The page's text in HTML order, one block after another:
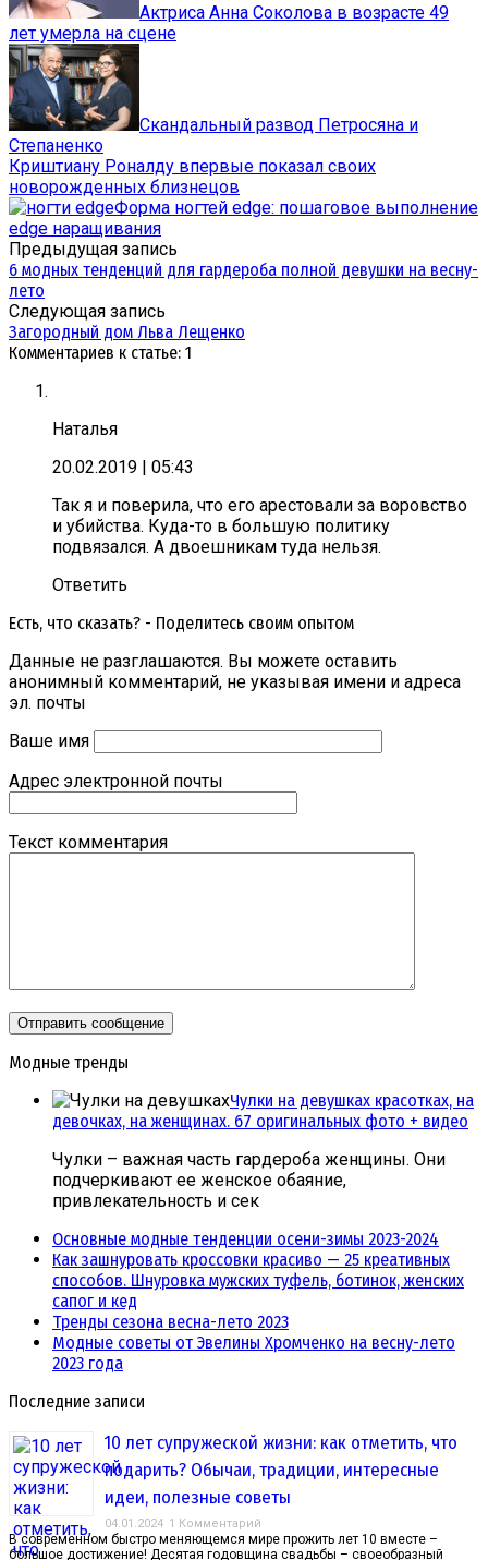
Актриса Анна Соколова в возрасте 49
лет умерла на сцене
Скандальный развод Петросяна и
Степаненко
Криштиану Роналду впервые показал своих
новорожденных близнецов
Форма ногтей edge: пошаговое выполнение
edge наращивания
Предыдущая запись
6 модных тенденций для гардероба полной девушки на весну-
лето
Следующая запись
Загородный дом Льва Лещенко
Комментариев к статье: 1
Наталья
20.02.2019
| 05:43
Так я и поверила, что его арестовали за воровство
и убийства. Куда-то в большую политику
подвязался. А двоешникам туда нельзя.
Ответить
Есть, что сказать? - Поделитесь своим опытом
Данные не разглашаются. Вы можете оставить
анонимный комментарий, не указывая имени и адреса
эл. почты
Ваше имя
Адрес электронной почты
Текст комментария
Модные тренды
Чулки на девушках красотках, на
девочках, на женщинах. 67 оригинальных фото + видео
Чулки – важная часть гардероба женщины. Они
подчеркивают ее женское обаяние,
привлекательность и сек
Основные модные тенденции осени-зимы 2023-2024
Как зашнуровать кроссовки красиво — 25 креативных
способов. Шнуровка мужских туфель, ботинок, женских
сапог и кед
Тренды сезона весна-лето 2023
Модные советы от Эвелины Хромченко на весну-лето
2023 года
Последние записи
10 лет супружеской жизни: как отметить, что
подарить? Обычаи, традиции, интересные
идеи, полезные советы
04.01.2024 1 Комментарий
В современном быстро меняющемся мире прожить лет 10 вместе –
большое достижение! Десятая годовщина свадьбы – своеобразный